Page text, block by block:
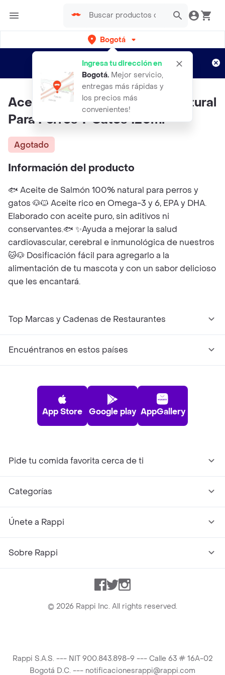
Bogotá
Ingresa tu dirección en
Bogotá. Mejor servicio,
entregas más rápidas y
los precios más
convenientes!
envíos gratis por semanas
Aplican TyC
Aceite De Salmón 🐟 100% Natural
Para Perros Y Gatos 120ml
Agotado
Información del producto
🐟 Aceite de Salmón 100% natural para perros y
gatos 🐶🐱 Aceite rico en Omega-3 y 6, EPA y DHA.
Elaborado con aceite puro, sin aditivos ni
conservantes.🐟 ✨️Ayuda a mejorar la salud
cardiovascular, cerebral e inmunológica de nuestros
🐱🐶 Dosificación fácil para agregarlo a la
alimentación de tu mascota y con un sabor delicioso
que les encantará.
Top Marcas y Cadenas de Restaurantes
Encuéntranos en estos países
App Store Google play AppGallery
Pide tu comida favorita cerca de ti
Categorías
Únete a Rappi
Sobre Rappi
Facebook
TwitterInstagram
© 2026 Rappi Inc. All rights reserved.
Rappi S.A.S. --- NIT 900.843.898-9 --- Calle 63 # 16A-02
Bogotá D.C. --- notificacionesrappi@rappi.com